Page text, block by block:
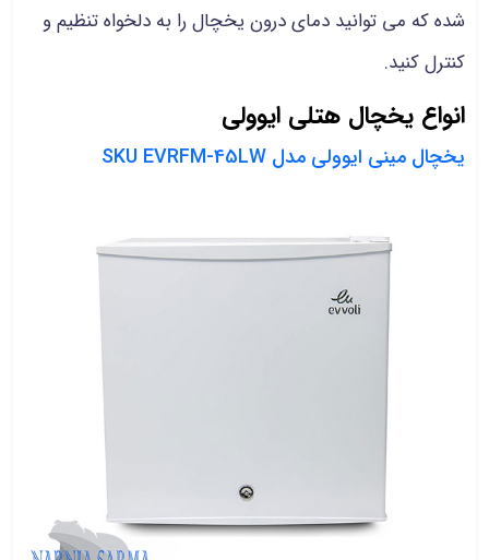
شده که می توانید دمای درون یخچال را به دلخواه تنظیم و
کنترل کنید.
انواع یخچال هتلی ایوولی
یخچال مینی ایوولی مدل SKU EVRFM-45LW